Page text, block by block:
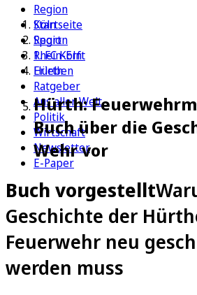
Region
Köln
Sport
1. FC Köln
Erleben
Ratgeber
Aus aller Welt
Politik
Wirtschaft
Newsletter
E-Paper
Startseite
Region
Rhein-Erft
Hürth
Hürth:
Buch über die
Wehr vor
Buch vorgestellt
Geschichte der
Feuerwehr neu
werden muss